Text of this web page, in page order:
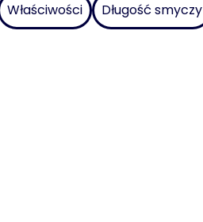
Właściwości Długość smyczy